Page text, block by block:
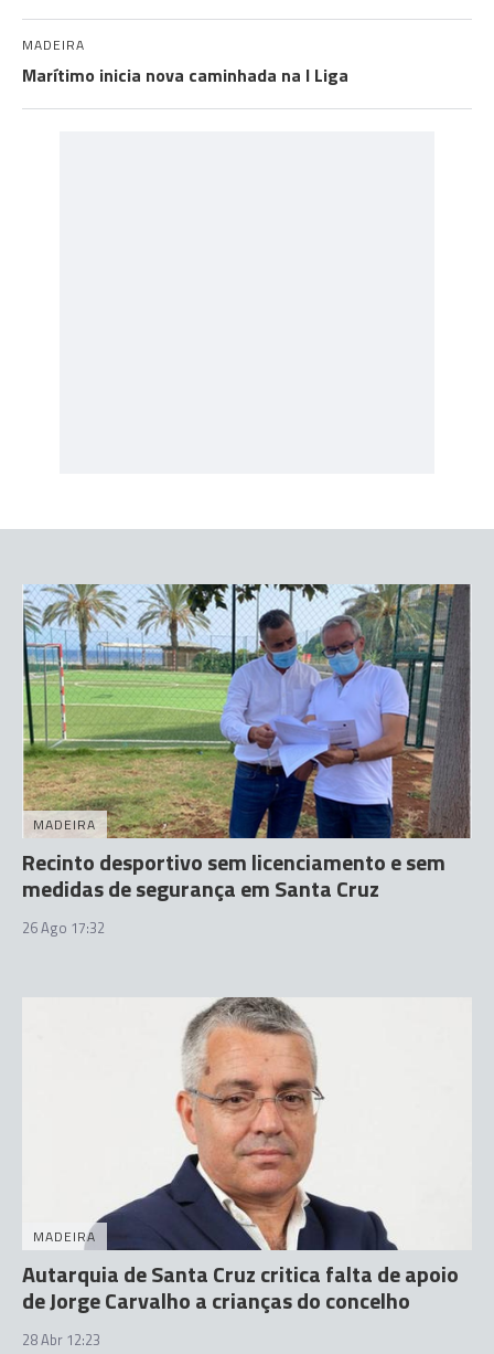
MADEIRA
Marítimo inicia nova caminhada na I Liga
MADEIRA
Recinto desportivo sem licenciamento e sem
medidas de segurança em Santa Cruz
26 Ago 17:32
MADEIRA
Autarquia de Santa Cruz critica falta de apoio
de Jorge Carvalho a crianças do concelho
28 Abr 12:23